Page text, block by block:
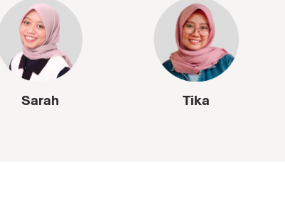
Sarah Tika